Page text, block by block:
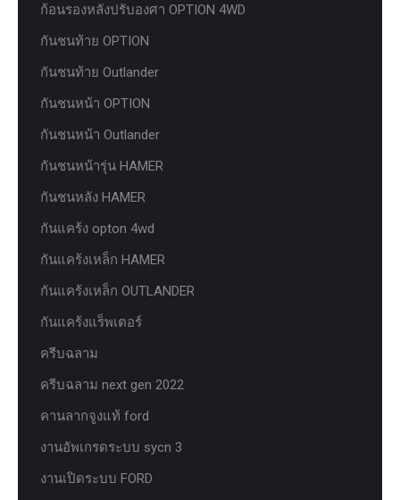
ก้อนรองหลังปรับองศา OPTION 4WD
กันชนท้าย OPTION
กันชนท้าย Outlander
กันชนหน้า OPTION
กันชนหน้า Outlander
กันชนหน้ารุ่น HAMER
กันชนหลัง HAMER
กันแคร้ง opton 4wd
กันแคร้งเหล็ก HAMER
กันแคร้งเหล็ก OUTLANDER
กันแคร้งแร็พเตอร์
ครีบฉลาม
ครีบฉลาม next gen 2022
คานลากจูงแท้ ford
งานอัพเกรดระบบ sycn 3
งานเปิดระบบ FORD